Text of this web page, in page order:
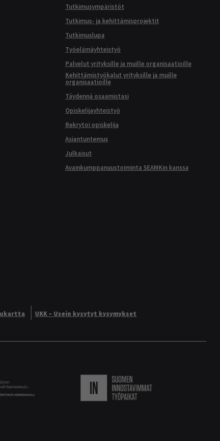
Tutkimusympäristöt
Tutkimus- ja kehittämisprojektit
Tutkimuslupa
Työelämäyhteistyö
Palvelut yrityksille ja muille organisaatioille
Kehittämistyökalut yrityksille ja muille
organisaatioille
Täydennä osaamistasi
Opiskelijayhteistyö
Rekrytoi opiskelija
Asiantuntemus
Julkaisut
Avainkumppanuustoiminta SEAMKin kanssa
UKK – Usein kysytyt kysymykset
Logo Suomen innostavimmat